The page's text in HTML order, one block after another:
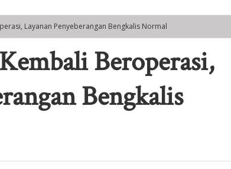
Layanan Penyeberangan Bengkalis Normal
Beroperasi,
Bengkalis